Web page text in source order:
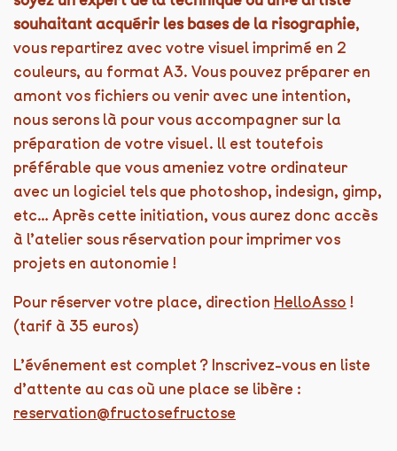
souhaitant acquérir les bases de la risographie,
vous repartirez avec votre visuel imprimé en 2
couleurs, au format A3. Vous pouvez préparer en
amont vos fichiers ou venir avec une intention,
nous serons là pour vous accompagner sur la
préparation de votre visuel. ll est toutefois
préférable que vous ameniez votre ordinateur
avec un logiciel tels que photoshop, indesign, gimp,
etc… Après cette initiation, vous aurez donc accès
à l’atelier sous réservation pour imprimer vos
projets en autonomie !
Pour réserver votre place, direction HelloAsso !
(tarif à 35 euros)
L’événement est complet ? Inscrivez-vous en liste
d’attente au cas où une place se libère :
reservation@fructosefructose